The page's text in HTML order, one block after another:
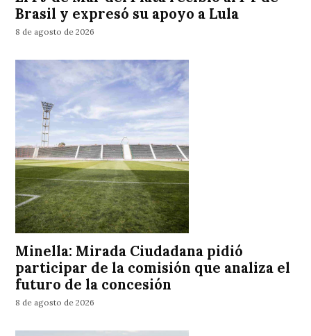
Brasil y expresó su apoyo a Lula
8 de agosto de 2026
Minella: Mirada Ciudadana pidió
participar de la comisión que analiza el
futuro de la concesión
8 de agosto de 2026